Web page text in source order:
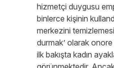
hizmetçi duygusu
binlerce kişinin
merkezini
durmak’ olarak
ilk bakışta kadın